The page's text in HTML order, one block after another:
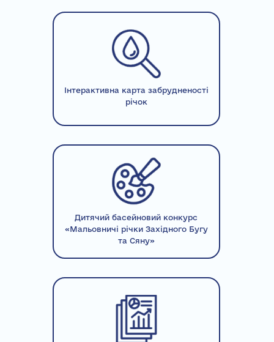
Інтерактивна карта забрудненості
річок
Дитячий басейновий конкурс
«Мальовничі річки Західного Бугу
та Сяну»